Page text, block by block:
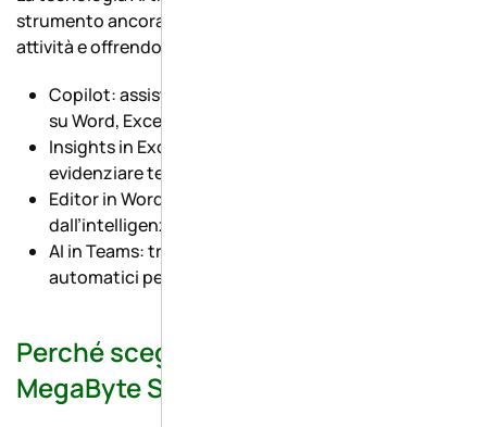
strumento ancora più potente, automatizzando
attività e offrendo nuove funzionalità:
Copilot: assistente virtuale per ottimizzare il lavoro
su Word, Excel e PowerPoint.
Insights in Excel: analisi automatica dei dati per
evidenziare tendenze e opportunità.
Editor in Word: suggerimenti di scrittura migliorati
dall’intelligenza artificiale.
AI in Teams: trascrizioni in tempo reale e sottotitoli
automatici per le riunioni.
Perché scegliere Microsoft 365 con
MegaByte Sistemi?